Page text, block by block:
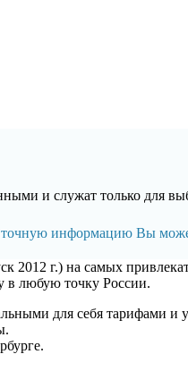
и служат только для
информацию Вы
2012 г.) на самых
в любую точку России.
для себя тарифами и